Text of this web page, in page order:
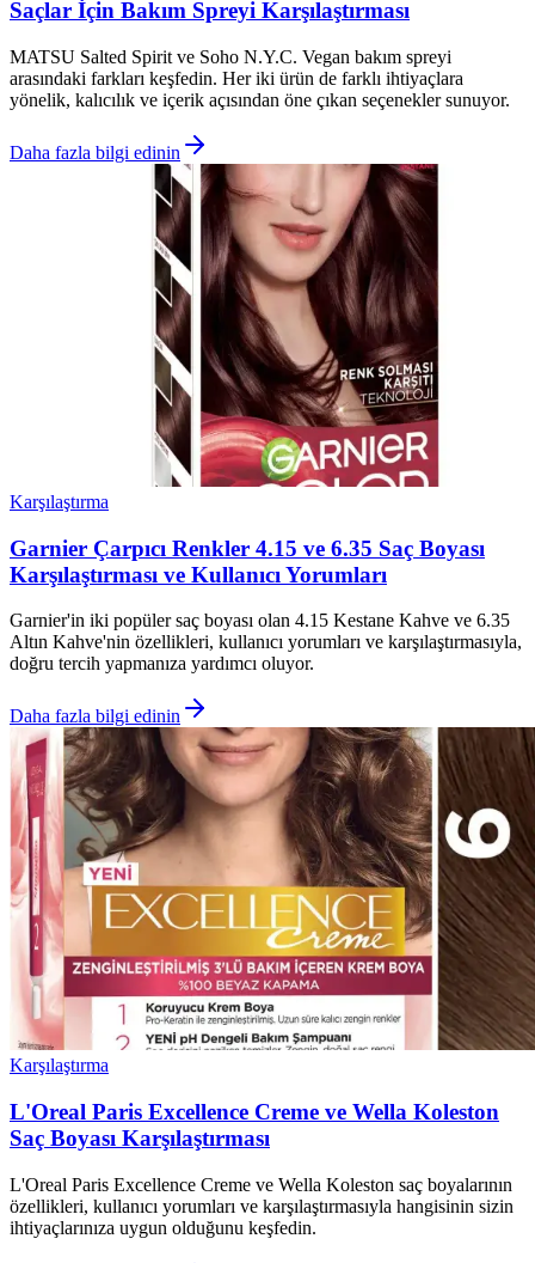
Saçlar İçin Bakım Spreyi Karşılaştırması
MATSU Salted Spirit ve Soho N.Y.C. Vegan bakım spreyi
arasındaki farkları keşfedin. Her iki ürün de farklı ihtiyaçlara
yönelik, kalıcılık ve içerik açısından öne çıkan seçenekler sunuyor.
Daha fazla bilgi edinin
Karşılaştırma
Garnier Çarpıcı Renkler 4.15 ve 6.35 Saç Boyası
Karşılaştırması ve Kullanıcı Yorumları
Garnier'in iki popüler saç boyası olan 4.15 Kestane Kahve ve 6.35
Altın Kahve'nin özellikleri, kullanıcı yorumları ve karşılaştırmasıyla,
doğru tercih yapmanıza yardımcı oluyor.
Daha fazla bilgi edinin
Karşılaştırma
L'Oreal Paris Excellence Creme ve Wella Koleston
Saç Boyası Karşılaştırması
L'Oreal Paris Excellence Creme ve Wella Koleston saç boyalarının
özellikleri, kullanıcı yorumları ve karşılaştırmasıyla hangisinin sizin
ihtiyaçlarınıza uygun olduğunu keşfedin.